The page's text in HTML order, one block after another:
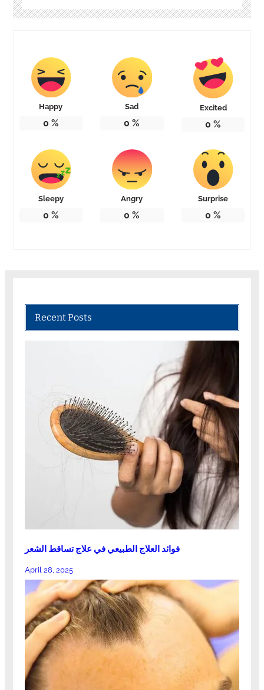
Happy
0 %
Sad
0 %
Excited
0 %
Sleepy
0 %
Angry
0 %
Surprise
0 %
Recent Posts
فوائد العلاج الطبيعي في علاج تساقط الشعر
April 28, 2025